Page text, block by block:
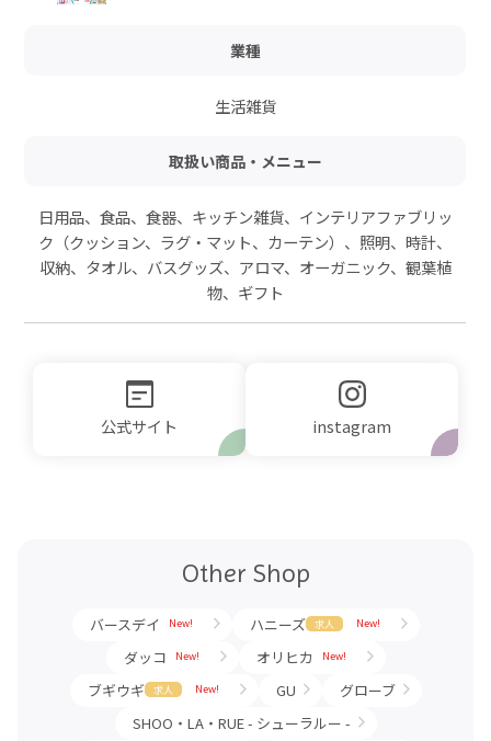
業種
生活雑貨
取扱い商品・メニュー
日用品、食品、食器、キッチン雑貨、インテリアファブリッ
ク（クッション、ラグ・マット、カーテン）、照明、時計、
収納、タオル、バスグッズ、アロマ、オーガニック、観葉植
物、ギフト
公式サイト
Other Shop
バースデイ New! ハニーズ 求人 New!
ダッコ New! オリヒカ New!
ブギウギ 求人 New! GU
グローブ
SHOO・LA・RUE - シューラルー -